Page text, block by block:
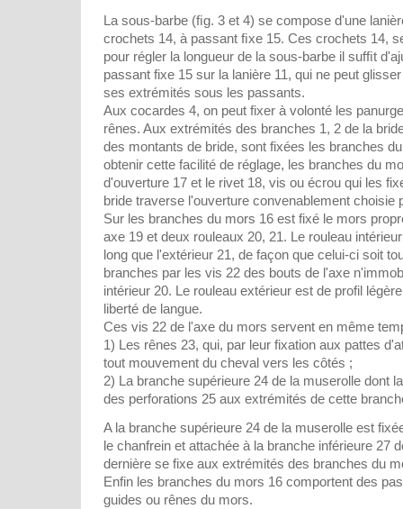
La sous-barbe (ﬁg. 3 et 4) se compose d'une
crochets 14, à passant ﬁxe 15. Ces crochets 14,
pour régler la longueur de la sous-barbe il sufﬁt
passant fixe 15 sur la lanière 11, qui ne peut
ses extrémités sous les passants.
Aux cocardes 4, on peut fixer à volonté les
rênes. Aux extrémités des branches 1, 2 de la
des montants de bride, sont fixées les branches
obtenir cette facilité de réglage, les branches du
d'ouverture 17 et le rivet 18, vis ou écrou qui les
bride traverse l'ouverture convenablement choisie
Sur les branches du mors 16 est fixé le mors
axe 19 et deux rouleaux 20, 21. Le rouleau
long que l'extérieur 21, de façon que celui-ci soit
branches par les vis 22 des bouts de l'axe
intérieur 20. Le rouleau extérieur est de profil
liberté de langue.
Ces vis 22 de l'axe du mors servent en même
1) Les rênes 23, qui, par leur fixation aux pattes
tout mouvement du cheval vers les côtés ;
2) La branche supérieure 24 de la muserolle dont
des perforations 25 aux extrémités de cette
A la branche supérieure 24 de la muserolle est
le chanfrein et attachée à la branche inférieure 27
dernière se fixe aux extrémités des branches du
Enfin les branches du mors 16 comportent des
guides ou rênes du mors.